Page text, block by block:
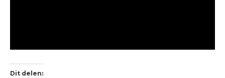
Dit delen: